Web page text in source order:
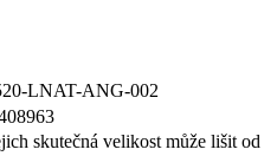
LNAT-ANG-002
skutečná velikost může lišit od